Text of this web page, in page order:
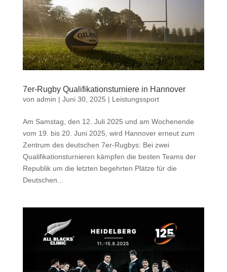
7er-Rugby Qualifikationsturniere in Hannover
von admin | Juni 30, 2025 | Leistungssport
Am Samstag, den 12. Juli 2025 und am Wochenende
vom 19. bis 20. Juni 2025, wird Hannover erneut zum
Zentrum des deutschen 7er-Rugbys: Bei zwei
Qualifikationsturnieren kämpfen die besten Teams der
Republik um die letzten begehrten Plätze für die
Deutschen...